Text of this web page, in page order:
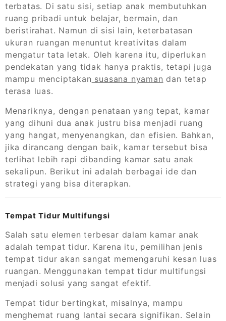
terbatas. Di satu sisi, setiap anak membutuhkan
ruang pribadi untuk belajar, bermain, dan
beristirahat. Namun di sisi lain, keterbatasan
ukuran ruangan menuntut kreativitas dalam
mengatur tata letak. Oleh karena itu, diperlukan
pendekatan yang tidak hanya praktis, tetapi juga
mampu menciptakan suasana nyaman dan tetap
terasa luas.
Menariknya, dengan penataan yang tepat, kamar
yang dihuni dua anak justru bisa menjadi ruang
yang hangat, menyenangkan, dan efisien. Bahkan,
jika dirancang dengan baik, kamar tersebut bisa
terlihat lebih rapi dibanding kamar satu anak
sekalipun. Berikut ini adalah berbagai ide dan
strategi yang bisa diterapkan.
Tempat Tidur Multifungsi
Salah satu elemen terbesar dalam kamar anak
adalah tempat tidur. Karena itu, pemilihan jenis
tempat tidur akan sangat memengaruhi kesan luas
ruangan. Menggunakan tempat tidur multifungsi
menjadi solusi yang sangat efektif.
Tempat tidur bertingkat, misalnya, mampu
menghemat ruang lantai secara signifikan. Selain